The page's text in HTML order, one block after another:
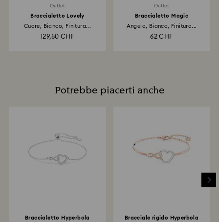
Outlet
Braccialetto Lovely
Cuore, Bianco, Finitura...
129,50 CHF
Outlet
Braccialetto Magic
Angelo, Bianco, Finitura...
62 CHF
Potrebbe piacerti anche
Braccialetto Hyperbola
Bracciale rigido Hyperbola